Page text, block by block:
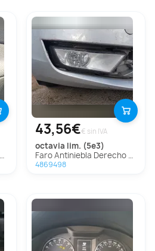
43,56€€ sin IVA
octavia lim. (5e3)
Faro Antiniebla Derecho Para Skoda Octavia Lim.
4869498